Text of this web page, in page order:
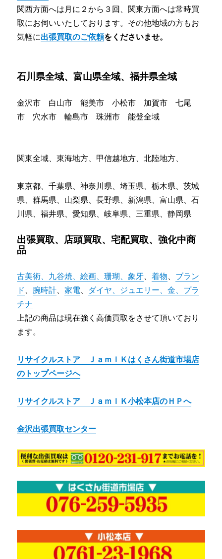
関西方面へは月に２から３回、関東方面へは常時買
取にお伺いいたしております。その他地域の方もお
気軽に出張買取のご依頼をくださいませ。
石川県全域、富山県全域、福井県全域
金沢市 白山市 能美市 小松市 加賀市 七尾
市 穴水市 輪島市 珠洲市 能登全域
関東全域、東海地方、甲信越地方、北陸地方、
東京都、千葉県、神奈川県、埼玉県、栃木県、茨城
県、群馬県、山梨県、長野県、新潟県、富山県、石
川県、福井県、愛知県、岐阜県、三重県、静岡県
出張買取、店頭買取、宅配買取、強化中商
品
古美術、九谷焼、絵画、珊瑚、象牙、着物、 ブラン
ド 、 腕時計、家電、 ダイヤ、ジュエリー、金、プラ
チナ
上記の商品は現在強く高価買取をさせて頂いており
ます。
リサイクルストア ＪａｍｌＫはくさん街道市場店
のトップページへ
リサイクルストア ＪａｍｌＫ小松本店のＨＰへ
金沢出張買取センター